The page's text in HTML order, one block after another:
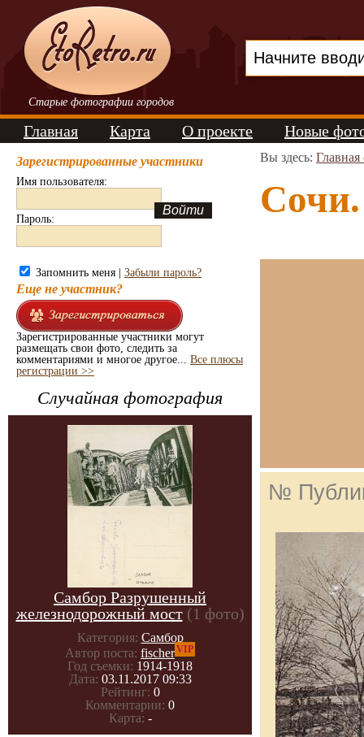
Старые фотографии городов
Главная Карта О проекте Новые
Зарегистрированные участники
Имя пользователя:
Пароль:
Запомнить меня | Забыли пароль?
Еще не участник?
Зарегистрированные участники могут
размещать свои фото, следить за
комментариями и многое другое... Все плюсы
регистрации >>
Случайная фотография
Самбор Разрушенный
железнодорожный мост (1 фото)
Категория: Самбор
Автор поста: fischerVIP
Год съемки: 1914-1918
Дата: 03.11.2017 09:33
Рейтинг: 0
Комментарии: 0
Карта: -
Вы здесь: Главная
№